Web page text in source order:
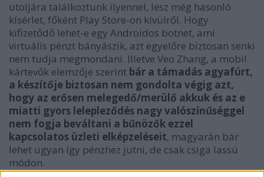
utoljára találkoztunk ilyennel, lesz még hasonló
kísérlet, főként Play Store-on kívülről. Hogy
kifizetődő lehet-e egy Androidos botnet, ami
virtuális pénzt bányászik, azt egyelőre biztosan senki
nem tudja megmondani. Illetve Veo Zhang, a mobil
kártevők elemzője szerint bár a támadás agyafúrt,
a készítője biztosan nem gondolta végig azt,
hogy az erősen melegedő/merülő akkuk és az e
miatti gyors lelepleződés nagy valószínűséggel
nem fogja beváltani a bűnözők ezzel
kapcsolatos üzleti elképzeléseit, magyarán bár
lehet ugyan így pénzhez jutni, de csak csiga lassú
módon.